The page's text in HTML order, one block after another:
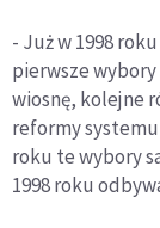
- Już w 1998
pierwsze wybory
wiosnę, kolejne
reformy
roku te wybory
1998 roku